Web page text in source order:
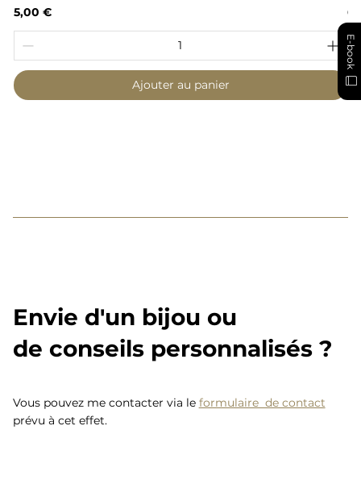
Prix
5,00 €
Ajouter au panier
Envie d'un bijou ou
de conseils personnalisés ?
Vous pouvez me contacter via le formulaire de contact
prévu à cet effet.
E-book